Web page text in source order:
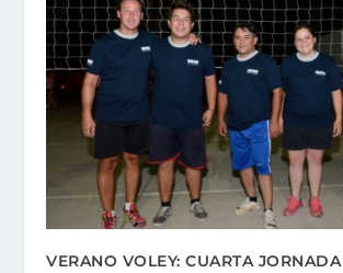
VERANO VOLEY: CUARTA JORNADA